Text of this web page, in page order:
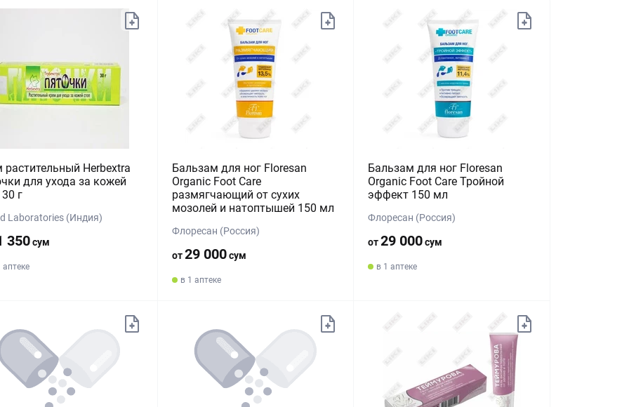
растительный Herbextra
для ухода за кожей
г
Laboratories (Индия)
350сум
аптеке
Бальзам для ног Floresan
Organic Foot Care
размягчающий от сухих
мозолей и натоптышей 150 мл
Флоресан (Россия)
от29 000сум
в 1 аптеке
Бальзам для ног Floresan
Organic Foot Care Тройной
эффект 150 мл
Флоресан (Россия)
от29 000сум
в 1 аптеке